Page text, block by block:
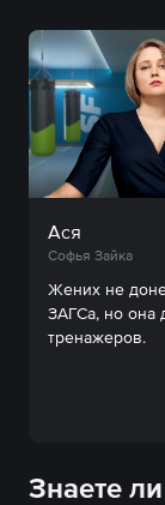
Ася
Софья Зайка
Жених не
ЗАГСа, но она
Знаете